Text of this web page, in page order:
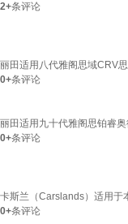
2+条评论
丽田适用八代雅阁思域CRV
0+条评论
丽田适用九十代雅阁思铂睿
0+条评论
卡斯兰（Carslands）适用于
0+条评论